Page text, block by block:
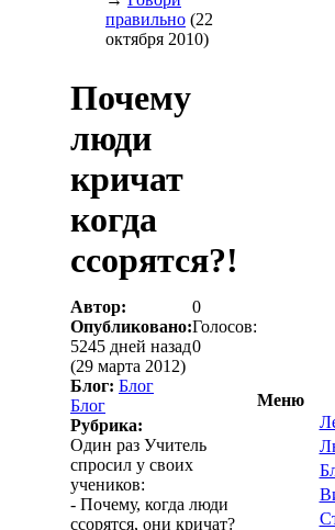
правильно (22
октября 2010)
Почему
люди
кричат
когда
ссорятся?!
Автор:
Опубликовано:
5245 дней назад
(29 марта 2012)
Блог: Блог
Блог
Рубрика:
0
Голосов:
0
Один раз Учитель
спросил у своих
учеников:
- Почему, когда люди
ссорятся, они кричат?
Меню